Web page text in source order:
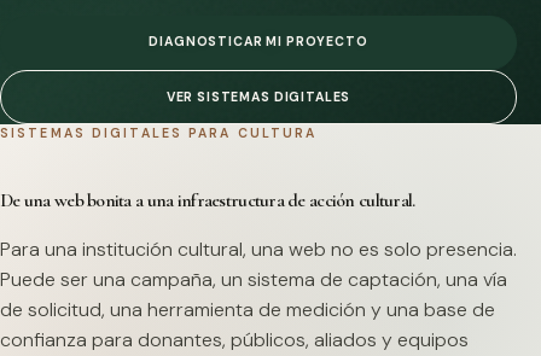
DIAGNOSTICAR MI PROYECTO
VER SISTEMAS DIGITALES
SISTEMAS DIGITALES PARA CULTURA
De una web bonita a una infraestructura de acción cultural.
Para una institución cultural, una web no es solo presencia.
Puede ser una campaña, un sistema de captación, una vía
de solicitud, una herramienta de medición y una base de
confianza para donantes, públicos, aliados y equipos